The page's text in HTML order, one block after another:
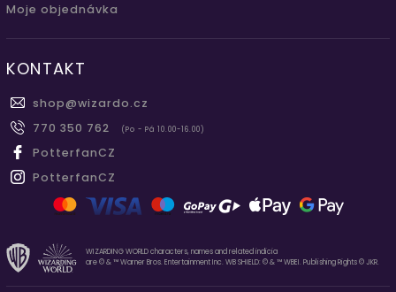
Moje objednávka
KONTAKT
shop@wizardo.cz
770 350 762
(Po - Pá 10.00-16.00)
PotterfanCZ
PotterfanCZ
WIZARDING WORLD characters, names and related indicia
are © & ™ Warner Bros. Entertainment Inc. WB SHIELD: © & ™ WBEI. Publishing Rights © JKR.